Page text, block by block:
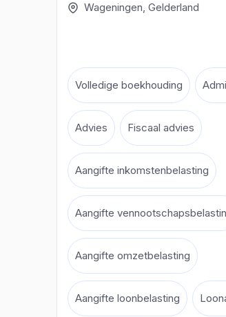
Wageningen, Gelderland
Volledige boekhouding
Advies Fiscaal advies
Aangifte inkomstenbelasting
Aangifte
Aangifte omzetbelasting
Aangifte loonbelasting